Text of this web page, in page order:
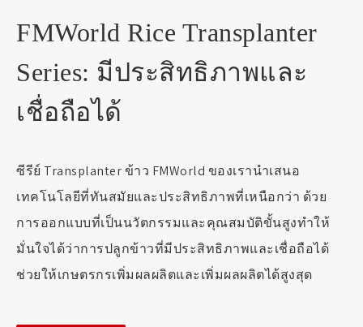
FMWorld Rice Transplanter
Series: มีประสิทธิภาพและ
เชื่อถือได้
ซีรีย์ Transplanter ข้าว FMWorld ของเรานำเสนอ
เทคโนโลยีที่ทันสมัยและประสิทธิภาพที่เหนือกว่า ด้วย
การออกแบบที่เป็นนวัตกรรมและคุณสมบัติขั้นสูงทำให้
มั่นใจได้ว่าการปลูกข้าวที่มีประสิทธิภาพและเชื่อถือได้
ช่วยให้เกษตรกรเพิ่มผลผลิตและเพิ่มผลผลิตได้สูงสุด